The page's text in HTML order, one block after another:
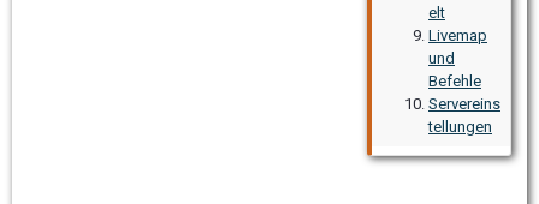
elt
Livemap
und
Befehle
Servereins
tellungen